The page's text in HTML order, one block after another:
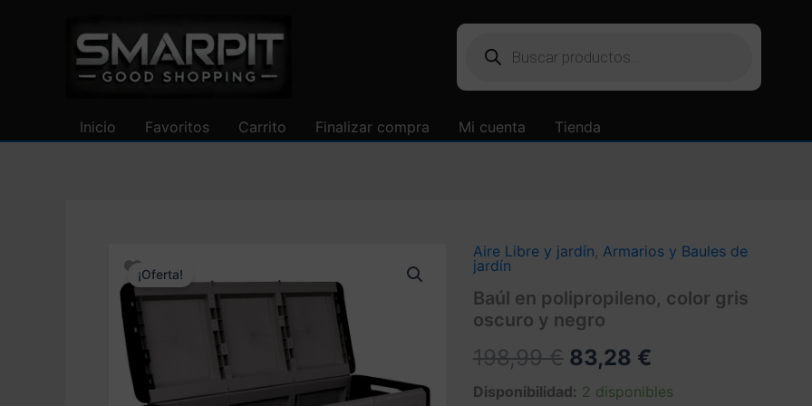
Inicio Favoritos Carrito Finalizar compra Mi cuenta Tienda
¡Oferta!
Aire Libre y jardín, Armarios y Baules de
jardín
Baúl en polipropileno, color gris
oscuro y negro
198,99€ El
precio
83,28 €El
precio
Disponibilidad: 2 disponibles